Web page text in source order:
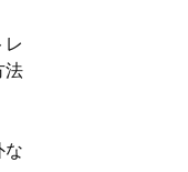
レ
法
な